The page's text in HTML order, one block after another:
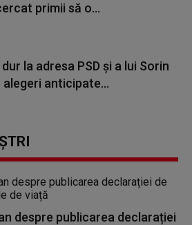
primii să o...
la adresa PSD și a lui Sorin
alegeri anticipate...
despre publicarea declarației